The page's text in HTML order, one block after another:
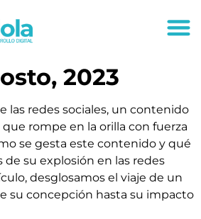
2023
las redes sociales, un contenido
rompe en la orilla con fuerza
se gesta este contenido y qué
su explosión en las redes
desglosamos el viaje de un
su concepción hasta su impacto